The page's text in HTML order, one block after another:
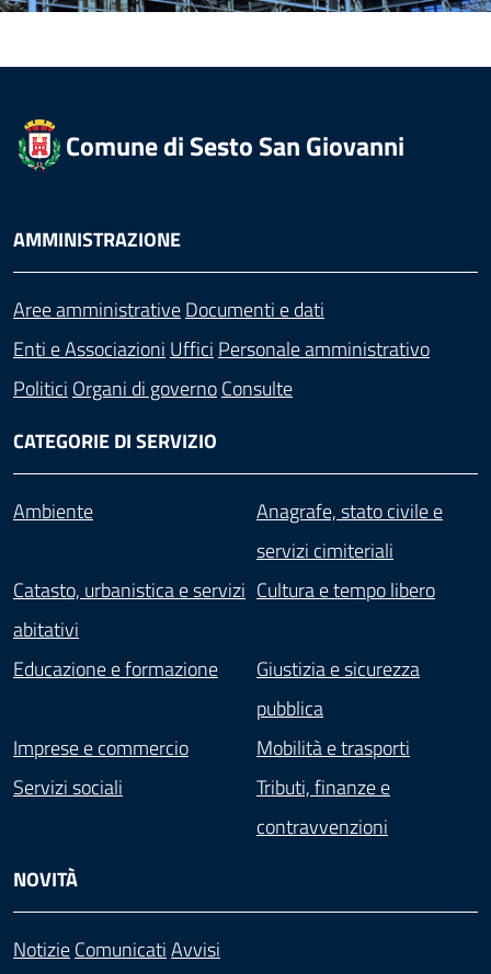
Comune di Sesto San Giovanni
AMMINISTRAZIONE
Aree amministrativeDocumenti e dati
Enti e Associazioni Uffici Personale amministrativo
Politici Organi di governoConsulte
CATEGORIE DI SERVIZIO
Ambiente
Anagrafe, stato civile e
servizi cimiteriali
Catasto, urbanistica e servizi
abitativi
Cultura e tempo libero
Educazione e formazione
Giustizia e sicurezza
pubblica
Imprese e commercio
Mobilità e trasporti
Servizi sociali
Tributi, finanze e
contravvenzioni
NOVITÀ
NotizieComunicatiAvvisi